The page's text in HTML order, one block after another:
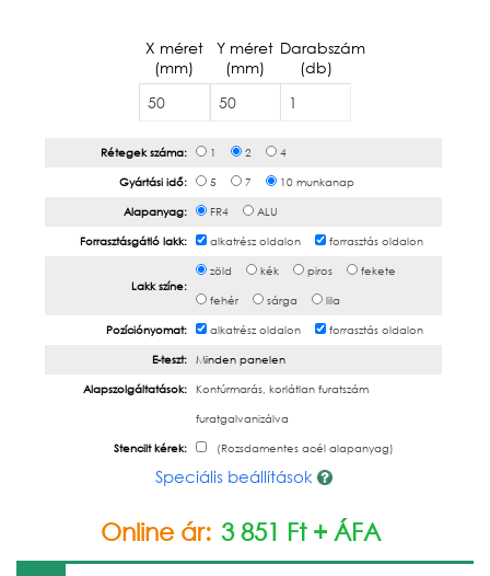
X méret
(mm)
Y méret
(mm)
Darabszám
(db)
Rétegek száma: 1 2
4
Gyártási idő:
5 7 10munkanap
Alapanyag:
FR4
ALU
Forrasztásgátló lakk:
alkatrész oldalon forrasztás oldalon
Lakk színe:
zöld kék piros
fekete
fehér
sárga
lila
Pozíciónyomat:
alkatrész oldalon
forrasztás oldalon
E-teszt: Minden panelen
Alapszolgáltatások: Kontúrmarás, korlátlan furatszám
furatgalvanizálva
Stencilt kérek:
(Rozsdamentes acél alapanyag)
Speciális beállítások
Online ár: 3 851 Ft + ÁFA